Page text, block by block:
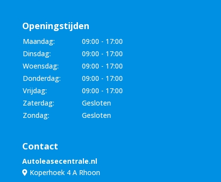
Openingstijden
Maandag:
09:00 - 17:00
Dinsdag:
09:00 - 17:00
Woensdag:
09:00 - 17:00
Donderdag:
09:00 - 17:00
Vrijdag:
09:00 - 17:00
Zaterdag:
Gesloten
Zondag:
Gesloten
Contact
Autoleasecentrale.nl
Koperhoek 4 A Rhoon